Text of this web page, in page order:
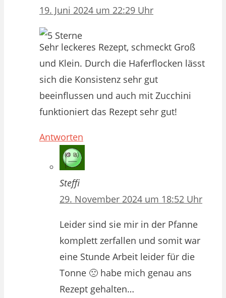
19. Juni 2024 um 22:29 Uhr
Sehr leckeres Rezept, schmeckt Groß
und Klein. Durch die Haferflocken lässt
sich die Konsistenz sehr gut
beeinflussen und auch mit Zucchini
funktioniert das Rezept sehr gut!
Antworten
Steffi
29. November 2024 um 18:52 Uhr
Leider sind sie mir in der Pfanne
komplett zerfallen und somit war
eine Stunde Arbeit leider für die
Tonne 🙁 habe mich genau ans
Rezept gehalten…